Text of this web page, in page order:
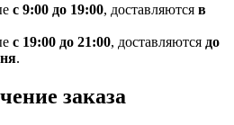
с 9:00 до 19:00, доставляются в
с 19:00 до 21:00, доставляются до
.
заказа